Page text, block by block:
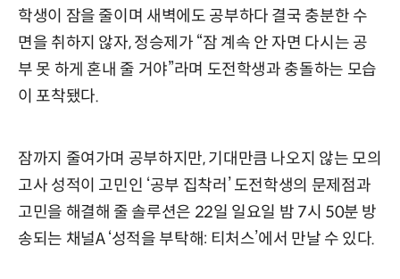
학생이 잠을 줄이며 새벽에도 공부하다 결국 충분한 수
면을 취하지 않자, 정승제가 “잠 계속 안 자면 다시는 공
부 못 하게 혼내 줄 거야”라며 도전학생과 충돌하는 모습
이 포착됐다.
잠까지 줄여가며 공부하지만, 기대만큼 나오지 않는 모의
고사 성적이 고민인 ‘공부 집착러’ 도전학생의 문제점과
고민을 해결해 줄 솔루션은 22일 일요일 밤 7시 50분 방
송되는 채널A ‘성적을 부탁해: 티처스’에서 만날 수 있다.